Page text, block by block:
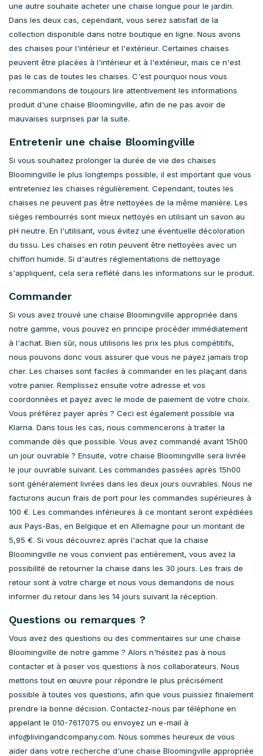
une autre souhaite acheter une chaise longue pour le jardin.
Dans les deux cas, cependant, vous serez satisfait de la
collection disponible dans notre boutique en ligne. Nous avons
des chaises pour l'intérieur et l'extérieur. Certaines chaises
peuvent être placées à l'intérieur et à l'extérieur, mais ce n'est
pas le cas de toutes les chaises. C'est pourquoi nous vous
recommandons de toujours lire attentivement les informations
produit d'une chaise Bloomingville, afin de ne pas avoir de
mauvaises surprises par la suite.
Entretenir une chaise Bloomingville
Si vous souhaitez prolonger la durée de vie des chaises
Bloomingville le plus longtemps possible, il est important que vous
entreteniez les chaises régulièrement. Cependant, toutes les
chaises ne peuvent pas être nettoyées de la même manière. Les
sièges rembourrés sont mieux nettoyés en utilisant un savon au
pH neutre. En l'utilisant, vous évitez une éventuelle décoloration
du tissu. Les chaises en rotin peuvent être nettoyées avec un
chiffon humide. Si d'autres réglementations de nettoyage
s'appliquent, cela sera reflété dans les informations sur le produit.
Commander
Si vous avez trouvé une chaise Bloomingville appropriée dans
notre gamme, vous pouvez en principe procéder immédiatement
à l'achat. Bien sûr, nous utilisons les prix les plus compétitifs,
nous pouvons donc vous assurer que vous ne payez jamais trop
cher. Les chaises sont faciles à commander en les plaçant dans
votre panier. Remplissez ensuite votre adresse et vos
coordonnées et payez avec le mode de paiement de votre choix.
Vous préférez payer après ? Ceci est également possible via
Klarna. Dans tous les cas, nous commencerons à traiter la
commande dès que possible. Vous avez commandé avant 15h00
un jour ouvrable ? Ensuite, votre chaise Bloomingville sera livrée
le jour ouvrable suivant. Les commandes passées après 15h00
sont généralement livrées dans les deux jours ouvrables. Nous ne
facturons aucun frais de port pour les commandes supérieures à
100 €. Les commandes inférieures à ce montant seront expédiées
aux Pays-Bas, en Belgique et en Allemagne pour un montant de
5,95 €. Si vous découvrez après l'achat que la chaise
Bloomingville ne vous convient pas entièrement, vous avez la
possibilité de retourner la chaise dans les 30 jours. Les frais de
retour sont à votre charge et nous vous demandons de nous
informer du retour dans les 14 jours suivant la réception.
Questions ou remarques ?
Vous avez des questions ou des commentaires sur une chaise
Bloomingville de notre gamme ? Alors n'hésitez pas à nous
contacter et à poser vos questions à nos collaborateurs. Nous
mettons tout en œuvre pour répondre le plus précisément
possible à toutes vos questions, afin que vous puissiez finalement
prendre la bonne décision. Contactez-nous par téléphone en
appelant le 010-7617075 ou envoyez un e-mail à
info@livingandcompany.com. Nous sommes heureux de vous
aider dans votre recherche d'une chaise Bloomingville appropriée